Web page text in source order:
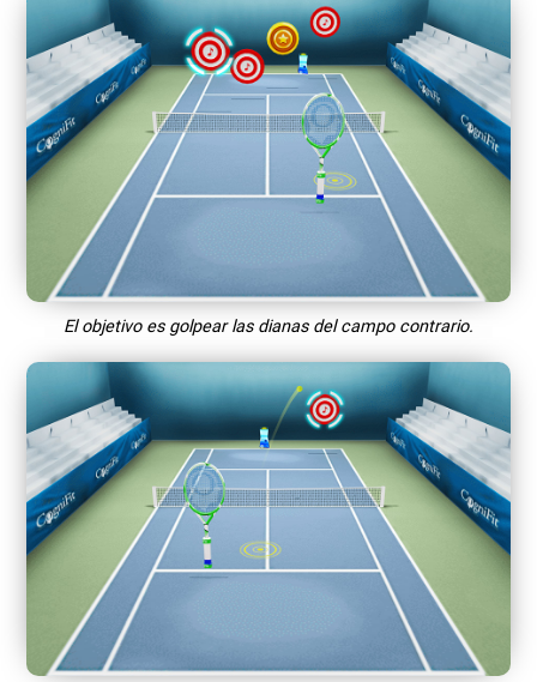
El objetivo es golpear las dianas del campo contrario.